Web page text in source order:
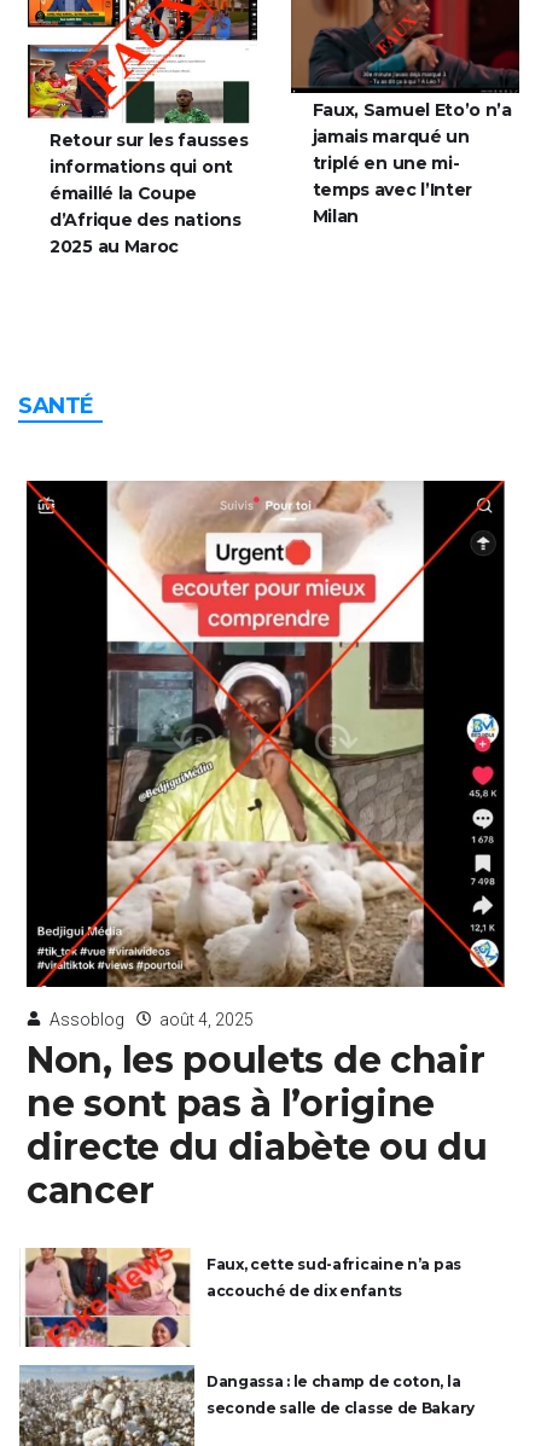
Retour sur les fausses
informations qui ont
émaillé la Coupe
d’Afrique des nations
2025 au Maroc
Faux, Samuel Eto’o n’a
jamais marqué un
triplé en une mi-
temps avec l’Inter
Milan
SANTÉ
Assoblog août 4, 2025
Non, les poulets de chair
ne sont pas à l’origine
directe du diabète ou du
cancer
Faux, cette sud-africaine n’a pas
accouché de dix enfants
Dangassa : le champ de coton, la
seconde salle de classe de Bakary